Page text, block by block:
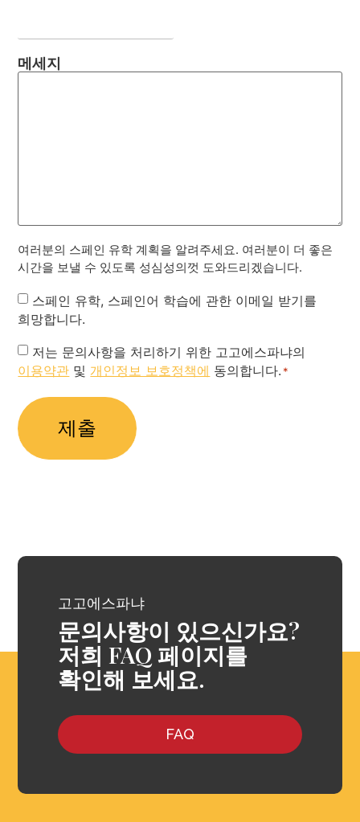
메세지
여러분의 스페인 유학 계획을 알려주세요. 여러분이 더 좋은
시간을 보낼 수 있도록 성심성의껏 도와드리겠습니다.
Newsletter
스페인 유학, 스페인어 학습에 관한 이메일 받기를
희망합니다.
Privacy
Policy
저는 문의사항을 처리하기 위한 고고에스파냐의
이용약관 및 개인정보 보호정책에 동의합니다. *
고고에스파냐
문의사항이 있으신가요?
저희 FAQ 페이지를
확인해 보세요.
FAQ